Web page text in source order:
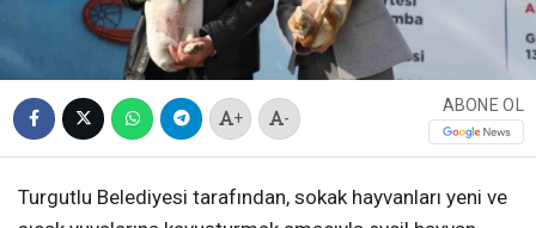
+ -
ABONE OL
Turgutlu Belediyesi tarafından, sokak hayvanları yeni ve